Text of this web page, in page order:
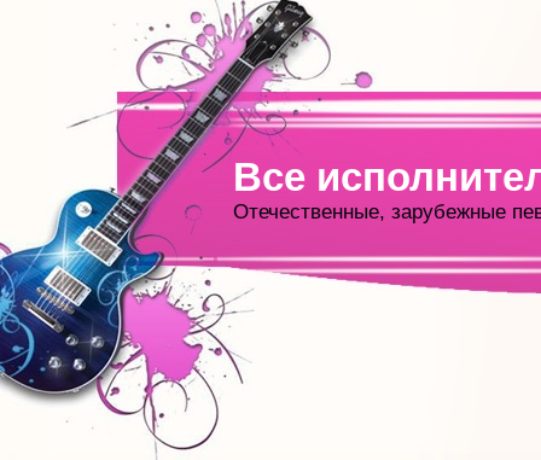
Все
Отечественные, зарубежные